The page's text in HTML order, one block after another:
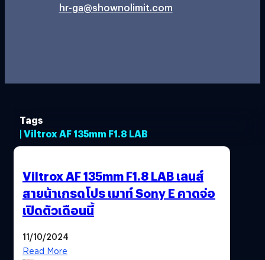
hr-ga@shownolimit.com
Tags
| Viltrox AF 135mm F1.8 LAB
Viltrox AF 135mm F1.8 LAB เลนส์
สายน้าเกรดโปร เมาท์ Sony E คาดจ่อ
เปิดตัวเดือนนี้
11/10/2024
Read More